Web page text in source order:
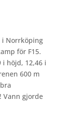
i Norrköping
för F15.
i höjd, 12,46 i
600 m
Vann gjorde